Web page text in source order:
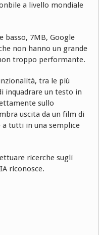
a livello mondiale
basso, 7MB, Google
non hanno un grande
troppo performante.
tra le più
inquadrare un testo in
sullo
uscita da un film di
a tutti in una semplice
ricerche sugli
riconosce.